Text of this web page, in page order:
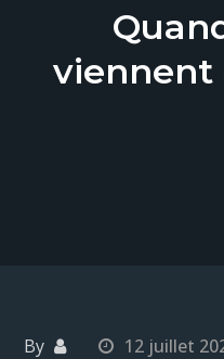
viennent
By 12 juillet